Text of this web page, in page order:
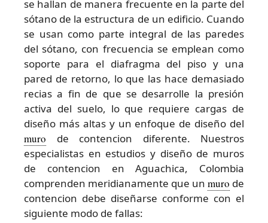
se hallan de manera frecuente en la parte del
sótano de la estructura de un edificio. Cuando
se usan como parte integral de las paredes
del sótano, con frecuencia se emplean como
soporte para el diafragma del piso y una
pared de retorno, lo que las hace demasiado
recias a fin de que se desarrolle la presión
activa del suelo, lo que requiere cargas de
diseño más altas y un enfoque de diseño del
muro de contencion diferente. Nuestros
especialistas en estudios y diseño de muros
de contencion en Aguachica, Colombia
comprenden meridianamente que un muro de
contencion debe diseñarse conforme con el
siguiente modo de fallas: